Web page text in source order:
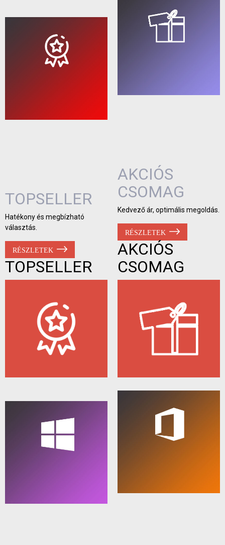
TOPSELLER
Hatékony és megbízható
választás.
RÉSZLETEK
TOPSELLER
AKCIÓS
CSOMAG
Kedvező ár, optimális megoldás.
RÉSZLETEK
AKCIÓS
CSOMAG